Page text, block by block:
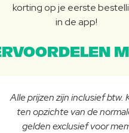
korting op je eerste
in de app!
Alle prijzen zijn inclusief
ten opzichte van de
gelden exclusief voor